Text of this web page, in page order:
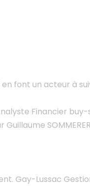
font un acteur à
Financier
Gay-Lussac